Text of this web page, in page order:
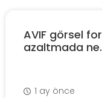
AVIF görsel
azaltmada
1 ay önce